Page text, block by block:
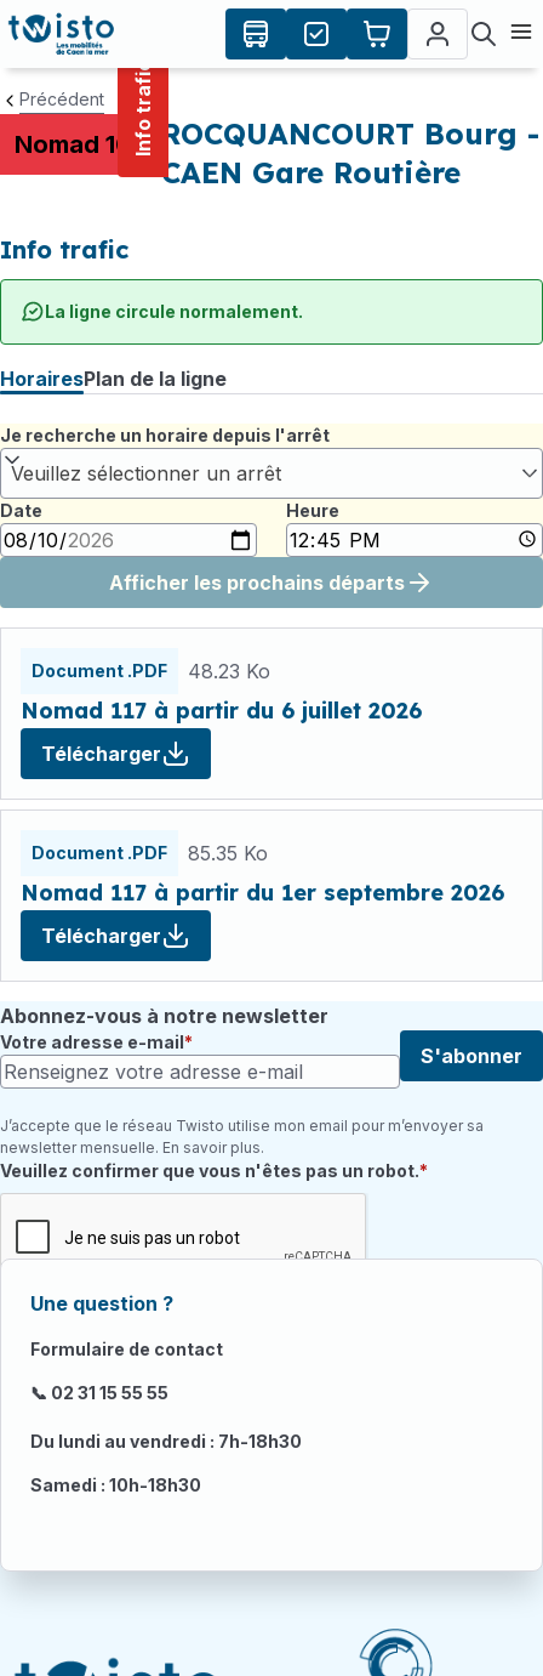
principal
Info trafic
Précédent
Nomad 107
ROCQUANCOURT Bourg -
CAEN Gare Routière
Info trafic
La ligne circule normalement.
HorairesPlan de la ligne
Je recherche un horaire depuis l'arrêt
Veuillez sélectionner un arrêt
Date Heure
Afficher les prochains départs
horaires
Document .PDF 48.23 Ko
Nomad 117 à partir du 6 juillet 2026
Télécharger
Document .PDF 85.35 Ko
Nomad 117 à partir du 1er septembre 2026
Télécharger
Abonnez-vous à notre newsletter
Votre adresse e-mail
S'abonner
J’accepte que le réseau Twisto utilise mon email pour m’envoyer sa
newsletter mensuelle. En savoir plus.
Champ requis
Veuillez confirmer que vous n'êtes pas un robot.
Une question ?
Formulaire de contact
📞 02 31 15 55 55
Du lundi au vendredi : 7h-18h30
Samedi : 10h-18h30
Panneau de gestion des cookies